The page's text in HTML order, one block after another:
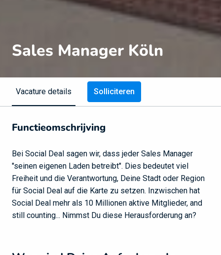
Sales Manager Köln
Vacature details Solliciteren
Functieomschrijving
Bei Social Deal sagen wir, dass jeder Sales Manager
"seinen eigenen Laden betreibt". Dies bedeutet viel
Freiheit und die Verantwortung, Deine Stadt oder Region
für Social Deal auf die Karte zu setzen. Inzwischen hat
Social Deal mehr als 10 Millionen aktive Mitglieder, and
still counting... Nimmst Du diese Herausforderung an?